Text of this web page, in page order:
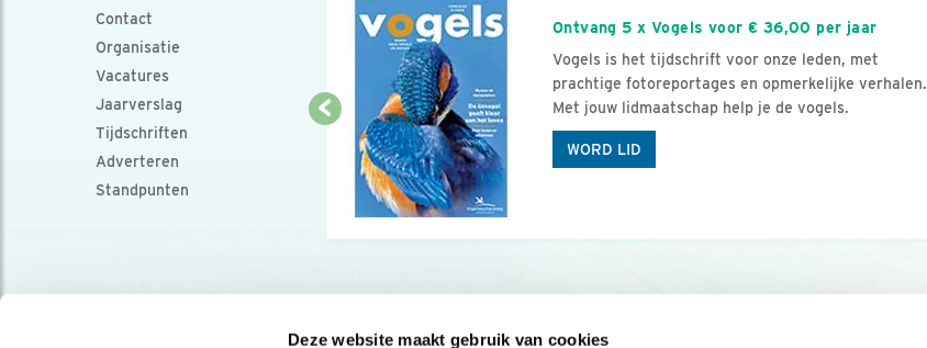
Deze website maakt gebruik van cookies
Contact
Organisatie
Vacatures
Jaarverslag
Tijdschriften
Adverteren
Standpunten
Ontvang 5 x Vogels voor € 36,00 per jaar
Vogels is het tijdschrift voor onze leden, met
prachtige fotoreportages en opmerkelijke verhalen.
Met jouw lidmaatschap help je de vogels.
WORD LID